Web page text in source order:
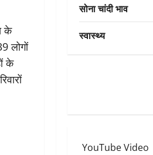
के
लोगों
के
सोना चांदी भाव
स्वास्थ्य
YouTube Video